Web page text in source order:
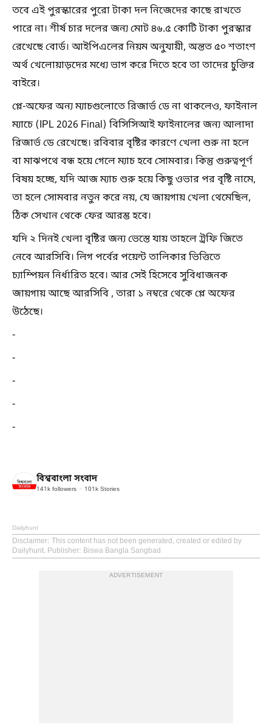
তবে এই পুরস্কারের পুরো টাকা দল নিজেদের কাছে রাখতে
পারে না। শীর্ষ চার দলের জন্য মোট ৪৬.৫ কোটি টাকা পুরস্কার
রেখেছে বোর্ড। আইপিএলের নিয়ম অনুযায়ী, অন্তত ৫০ শতাংশ
অর্থ খেলোয়াড়দের মধ্যে ভাগ করে দিতে হবে তা তাদের চুক্তির
বাইরে।
প্লে-অফের অন্য ম্যাচগুলোতে রিজার্ভ ডে না থাকলেও, ফাইনাল
ম্যাচে (IPL 2026 Final) বিসিসিআই ফাইনালের জন্য আলাদা
রিজার্ভ ডে রেখেছে। রবিবার বৃষ্টির কারণে খেলা শুরু না হলে
বা মাঝপথে বন্ধ হয়ে গেলে ম্যাচ হবে সোমবার। কিন্তু গুরুত্বপূর্ণ
বিষয় হচ্ছে, যদি আজ ম্যাচ শুরু হয়ে কিছু ওভার পর বৃষ্টি নামে,
তা হলে সোমবার নতুন করে নয়, যে জায়গায় খেলা থেমেছিল,
ঠিক সেখান থেকে ফের আরম্ভ হবে।
যদি ২ দিনই খেলা বৃষ্টির জন্য ভেস্তে যায় তাহলে ট্রফি জিতে
নেবে আরসিবি। লিগ পর্বের পয়েন্ট তালিকার ভিত্তিতে
চ্যাম্পিয়ন নির্ধারিত হবে। আর সেই হিসেবে সুবিধাজনক
জায়গায় আছে আরসিবি , তারা ১ নম্বরে থেকে প্লে অফের
উঠেছে।
-
-
-
-
-
বিশ্ববাংলা সংবাদ
141k followers 101k Stories
Dailyhunt
Disclaimer: This content has not been generated, created or edited by
Dailyhunt. Publisher: Biswa Bangla Sangbad
ADVERTISEMENT